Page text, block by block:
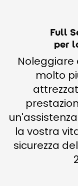
Full
per
Noleggiare
molto
la vostra
sicurezza